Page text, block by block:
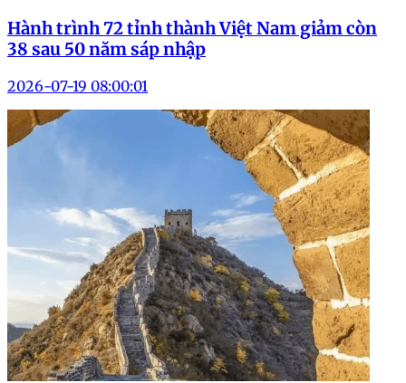
Hành trình 72 tỉnh thành Việt Nam giảm còn
38 sau 50 năm sáp nhập
2026-07-19 08:00:01